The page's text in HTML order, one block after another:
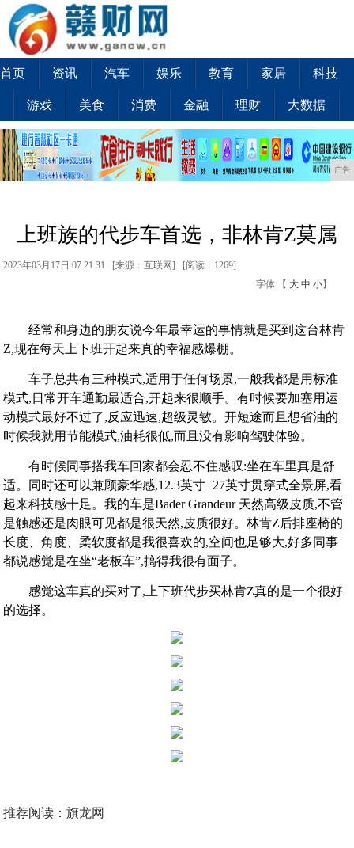
首页 资讯 汽车 娱乐 教育 家居 科技
游戏 美食 消费 金融 理财 大数据
广告
上班族的代步车首选，非林肯Z莫属
2023年03月17日 07:21:31 [来源：互联网] [阅读：1269]
字体:【 大 中 小】
经常和身边的朋友说今年最幸运的事情就是买到这台林肯
Z,现在每天上下班开起来真的幸福感爆棚。
车子总共有三种模式,适用于任何场景,一般我都是用标准
模式,日常开车通勤最适合,开起来很顺手。有时候要加塞用运
动模式最好不过了,反应迅速,超级灵敏。开短途而且想省油的
时候我就用节能模式,油耗很低,而且没有影响驾驶体验。
有时候同事搭我车回家都会忍不住感叹:坐在车里真是舒
适。同时还可以兼顾豪华感,12.3英寸+27英寸贯穿式全景屏,看
起来科技感十足。我的车是Bader Grandeur 天然高级皮质,不管
是触感还是肉眼可见都是很天然,皮质很好。林肯Z后排座椅的
长度、角度、柔软度都是我很喜欢的,空间也足够大,好多同事
都说感觉是在坐“老板车”,搞得我很有面子。
感觉这车真的买对了,上下班代步买林肯Z真的是一个很好
的选择。
推荐阅读：旗龙网